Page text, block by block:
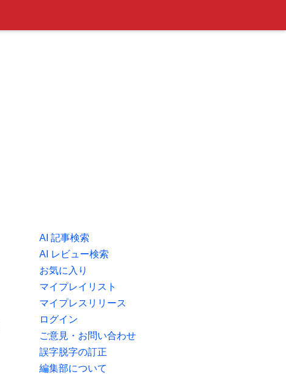
AI 記事検索
AI レビュー検索
お気に入り
マイプレイリスト
マイプレスリリース
ログイン
ご意見・お問い合わせ
誤字脱字の訂正
編集部について